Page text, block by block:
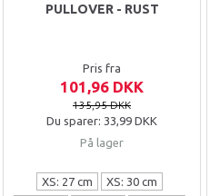
PULLOVER - RUST
Pris fra
101,96 DKK
135,95 DKK
Du sparer: 33,99 DKK
På lager
XS: 27 cm
XS: 30 cm